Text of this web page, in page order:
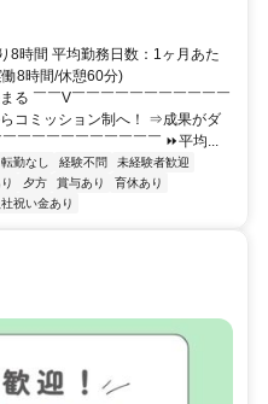
8時間 平均勤務日数：1ヶ月あた
8時間/休憩60分)
る ￣￣V￣￣￣￣￣￣￣￣￣￣￣
コミッション制へ！ ⇒成果がダ
￣￣￣￣￣￣￣￣￣￣ ⏩平均...
転勤なし 経験不問
未経験者歓迎
夕方 賞与あり
育休あり
社祝い金あり